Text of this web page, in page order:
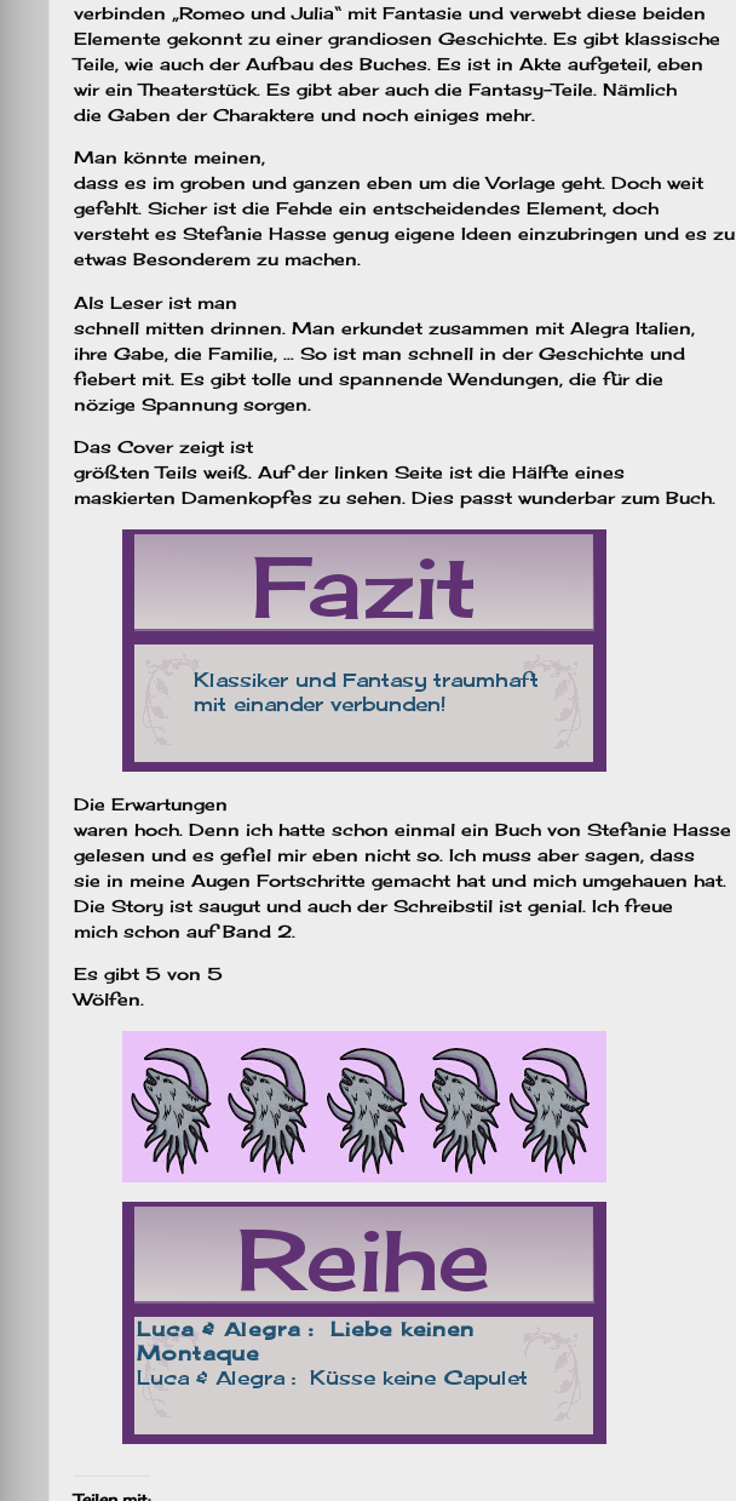
verbinden „Romeo und Julia“ mit Fantasie und verwebt diese beiden
Elemente gekonnt zu einer grandiosen Geschichte. Es gibt klassische
Teile, wie auch der Aufbau des Buches. Es ist in Akte aufgeteil, eben
wir ein Theaterstück. Es gibt aber auch die Fantasy-Teile. Nämlich
die Gaben der Charaktere und noch einiges mehr.
Man könnte meinen,
dass es im groben und ganzen eben um die Vorlage geht. Doch weit
gefehlt. Sicher ist die Fehde ein entscheidendes Element, doch
versteht es Stefanie Hasse genug eigene Ideen einzubringen und es zu
etwas Besonderem zu machen.
Als Leser ist man
schnell mitten drinnen. Man erkundet zusammen mit Alegra Italien,
ihre Gabe, die Familie, … So ist man schnell in der Geschichte und
fiebert mit. Es gibt tolle und spannende Wendungen, die für die
nözige Spannung sorgen.
Das Cover zeigt ist
größten Teils weiß. Auf der linken Seite ist die Hälfte eines
maskierten Damenkopfes zu sehen. Dies passt wunderbar zum Buch.
Die Erwartungen
waren hoch. Denn ich hatte schon einmal ein Buch von Stefanie Hasse
gelesen und es gefiel mir eben nicht so. Ich muss aber sagen, dass
sie in meine Augen Fortschritte gemacht hat und mich umgehauen hat.
Die Story ist saugut und auch der Schreibstil ist genial. Ich freue
mich schon auf Band 2.
Es gibt 5 von 5
Wölfen.